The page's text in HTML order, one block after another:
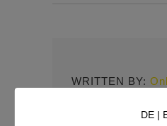
WRITTEN BY:
DE|